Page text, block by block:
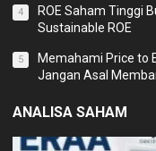
4
ROE Saham Tinggi
Sustainable ROE
5
Memahami Price to
Jangan Asal
ANALISA SAHAM